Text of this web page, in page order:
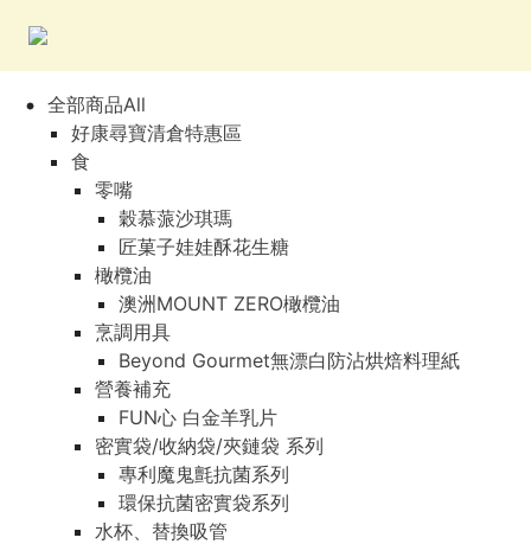
全部商品All
好康尋寶清倉特惠區
食
零嘴
穀慕蒎沙琪瑪
匠菓子娃娃酥花生糖
橄欖油
澳洲MOUNT ZERO橄欖油
烹調用具
Beyond Gourmet無漂白防沾烘焙料理紙
營養補充
FUN心 白金羊乳片
密實袋/收納袋/夾鏈袋 系列
專利魔鬼氈抗菌系列
環保抗菌密實袋系列
水杯、替換吸管